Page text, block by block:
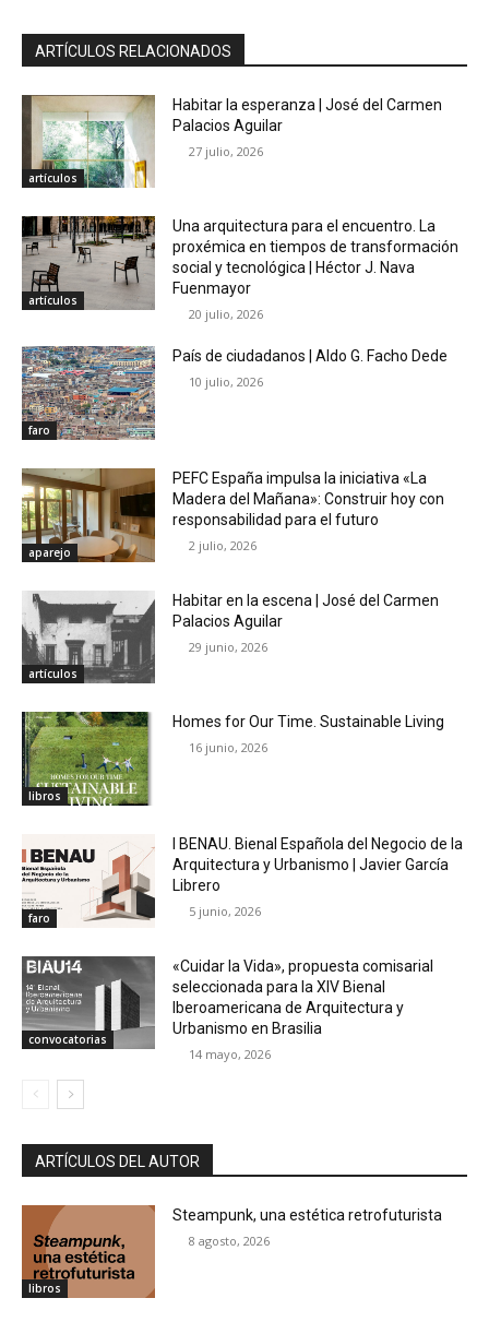
ARTÍCULOS RELACIONADOS
artículos
Habitar la esperanza | José del Carmen
Palacios Aguilar
27 julio, 2026
artículos
Una arquitectura para el encuentro. La
proxémica en tiempos de transformación
social y tecnológica | Héctor J. Nava
Fuenmayor
20 julio, 2026
faro
País de ciudadanos | Aldo G. Facho Dede
10 julio, 2026
aparejo
PEFC España impulsa la iniciativa «La
Madera del Mañana»: Construir hoy con
responsabilidad para el futuro
2 julio, 2026
artículos
Habitar en la escena | José del Carmen
Palacios Aguilar
29 junio, 2026
libros
Homes for Our Time. Sustainable Living
16 junio, 2026
faro
I BENAU. Bienal Española del Negocio de la
Arquitectura y Urbanismo | Javier García
Librero
5 junio, 2026
convocatorias
«Cuidar la Vida», propuesta comisarial
seleccionada para la XIV Bienal
Iberoamericana de Arquitectura y
Urbanismo en Brasilia
14 mayo, 2026
ARTÍCULOS DEL AUTOR
libros
Steampunk, una estética retrofuturista
8 agosto, 2026